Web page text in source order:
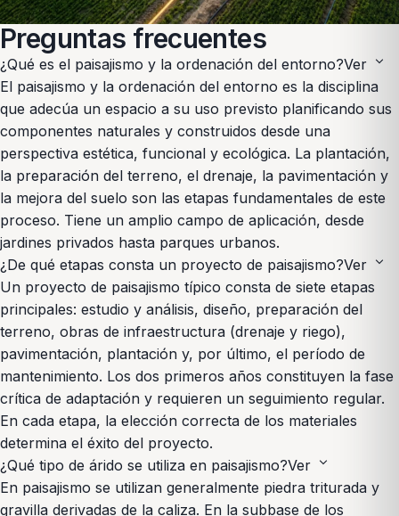
Preguntas frecuentes
¿Qué es el paisajismo y la ordenación del entorno?Ver expand_more
El paisajismo y la ordenación del entorno es la disciplina
que adecúa un espacio a su uso previsto planificando sus
componentes naturales y construidos desde una
perspectiva estética, funcional y ecológica. La plantación,
la preparación del terreno, el drenaje, la pavimentación y
la mejora del suelo son las etapas fundamentales de este
proceso. Tiene un amplio campo de aplicación, desde
jardines privados hasta parques urbanos.
¿De qué etapas consta un proyecto de paisajismo?Ver expand_more
Un proyecto de paisajismo típico consta de siete etapas
principales: estudio y análisis, diseño, preparación del
terreno, obras de infraestructura (drenaje y riego),
pavimentación, plantación y, por último, el período de
mantenimiento. Los dos primeros años constituyen la fase
crítica de adaptación y requieren un seguimiento regular.
En cada etapa, la elección correcta de los materiales
determina el éxito del proyecto.
¿Qué tipo de árido se utiliza en paisajismo?Ver expand_more
En paisajismo se utilizan generalmente piedra triturada y
gravilla derivadas de la caliza. En la subbase de los